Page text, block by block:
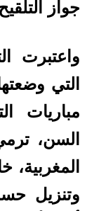
جواز
واعتبرت
التي
مباريات
السن،
وتنزيل